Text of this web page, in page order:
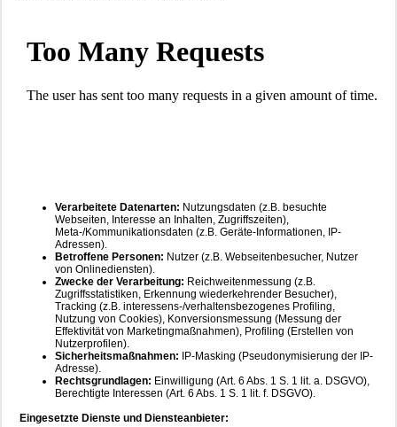
Verarbeitete Datenarten: Nutzungsdaten (z.B. besuchte
Webseiten, Interesse an Inhalten, Zugriffszeiten),
Meta-/Kommunikationsdaten (z.B. Geräte-Informationen, IP-
Adressen).
Betroffene Personen: Nutzer (z.B. Webseitenbesucher, Nutzer
von Onlinediensten).
Zwecke der Verarbeitung: Reichweitenmessung (z.B.
Zugriffsstatistiken, Erkennung wiederkehrender Besucher),
Tracking (z.B. interessens-/verhaltensbezogenes Profiling,
Nutzung von Cookies), Konversionsmessung (Messung der
Effektivität von Marketingmaßnahmen), Profiling (Erstellen von
Nutzerprofilen).
Sicherheitsmaßnahmen: IP-Masking (Pseudonymisierung der IP-
Adresse).
Rechtsgrundlagen: Einwilligung (Art. 6 Abs. 1 S. 1 lit. a. DSGVO),
Berechtigte Interessen (Art. 6 Abs. 1 S. 1 lit. f. DSGVO).
Eingesetzte Dienste und Diensteanbieter: